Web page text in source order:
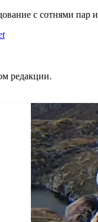
с сотнями
редакции.